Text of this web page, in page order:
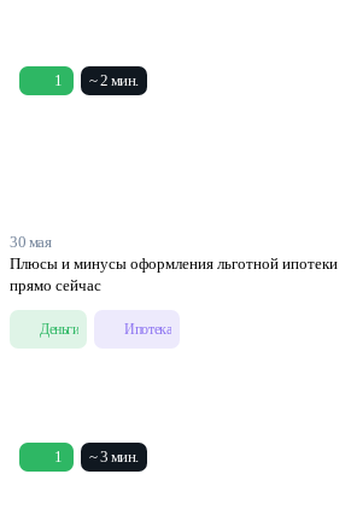
1 ~ 2 мин.
30 мая
Плюсы и минусы оформления льготной ипотеки
прямо сейчас
Деньги Ипотека
1 ~ 3 мин.